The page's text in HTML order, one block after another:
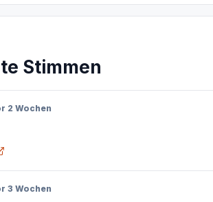
Stimmen
2 Wochen
3 Wochen